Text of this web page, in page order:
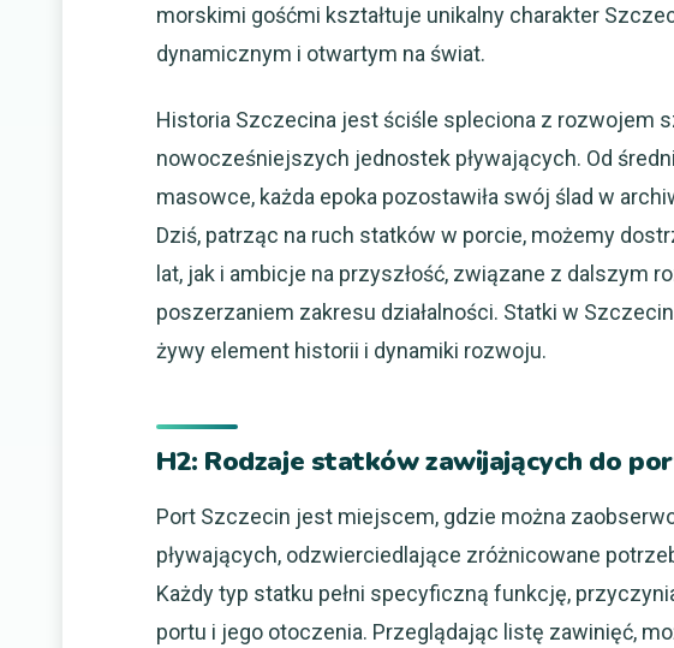
morskimi gośćmi kształtuje unikalny charakter
dynamicznym i otwartym na świat.
Historia Szczecina jest ściśle spleciona z rozwojem
nowocześniejszych jednostek pływających. Od
masowce, każda epoka pozostawiła swój ślad w
Dziś, patrząc na ruch statków w porcie, możemy
lat, jak i ambicje na przyszłość, związane z dalszym
poszerzaniem zakresu działalności. Statki w
żywy element historii i dynamiki rozwoju.
H2: Rodzaje statków zawijających do
Port Szczecin jest miejscem, gdzie można
pływających, odzwierciedlające zróżnicowane
Każdy typ statku pełni specyficzną funkcję,
portu i jego otoczenia. Przeglądając listę zawinięć,